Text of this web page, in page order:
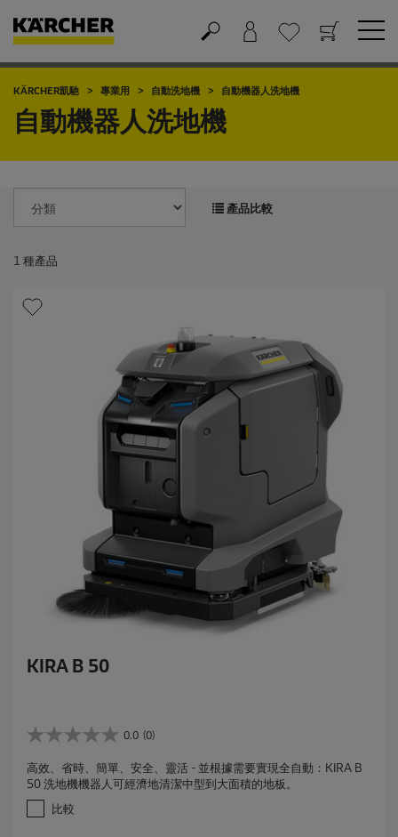
購物車
願望清單
KÄRCHER凱馳 專業用 自動洗地機 自動機器人洗地機
自動機器人洗地機
產品比較
1種產品
KIRA B 50
0.0 (0)
0
0
星
共
高效、省時、簡單、安全、靈活 - 並根據需要實現全自動：KIRA B
50 洗地機機器人可經濟地清潔中型到大面積的地板。
比較